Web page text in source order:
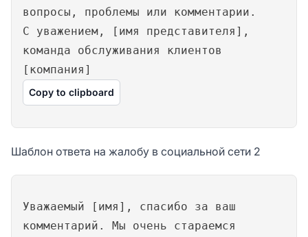
вопросы, проблемы или комментарии.
С уважением, [имя представителя],
команда обслуживания клиентов
[компания]
Copy to clipboard
Шаблон ответа на жалобу в социальной сети 2
Уважаемый [имя], спасибо за ваш
комментарий. Мы очень стараемся